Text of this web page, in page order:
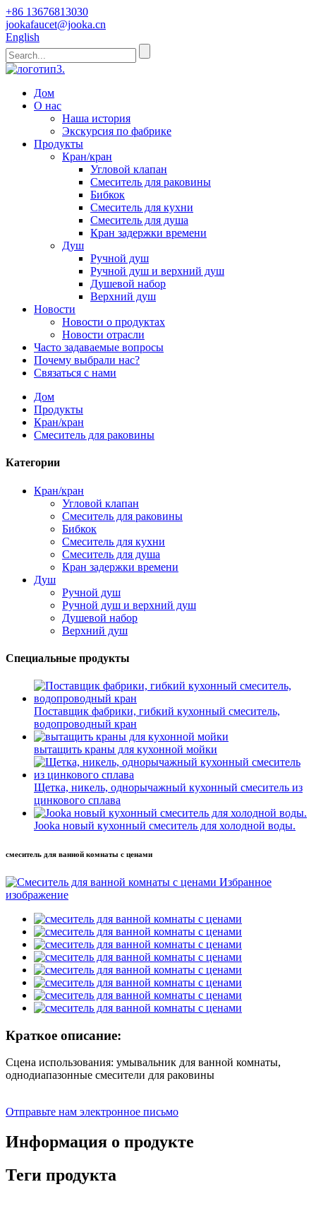
+86 13676813030
jookafaucet@jooka.cn
English
Дом
О нас
Наша история
Экскурсия по фабрике
Продукты
Кран/кран
Угловой клапан
Смеситель для раковины
Бибкок
Смеситель для кухни
Смеситель для душа
Кран задержки времени
Душ
Ручной душ
Ручной душ и верхний душ
Душевой набор
Верхний душ
Новости
Новости о продуктах
Новости отрасли
Часто задаваемые вопросы
Почему выбрали нас?
Связаться с нами
Дом
Продукты
Кран/кран
Смеситель для раковины
Категории
Кран/кран
Угловой клапан
Смеситель для раковины
Бибкок
Смеситель для кухни
Смеситель для душа
Кран задержки времени
Душ
Ручной душ
Ручной душ и верхний душ
Душевой набор
Верхний душ
Специальные продукты
Поставщик фабрики, гибкий кухонный смеситель,
водопроводный кран
вытащить краны для кухонной мойки
Щетка, никель, однорычажный кухонный смеситель из
цинкового сплава
Jooka новый кухонный смеситель для холодной воды.
смеситель для ванной комнаты с ценами
Краткое описание:
Сцена использования: умывальник для ванной комнаты,
однодиапазонные смесители для раковины
Отправьте нам электронное письмо
Информация о продукте
Теги продукта